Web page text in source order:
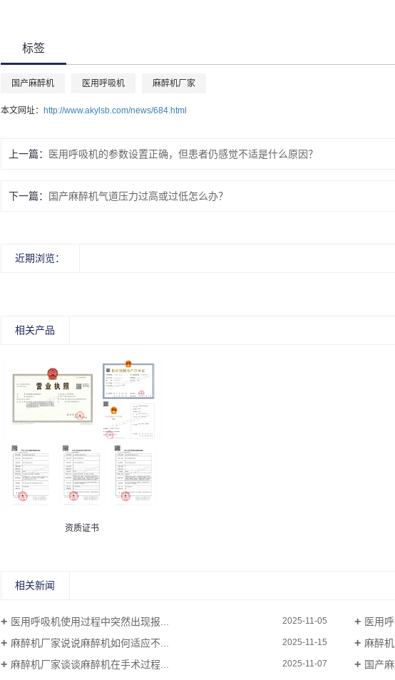
标签
国产麻醉机 医用呼吸机 麻醉机厂家
本文网址： http://www.akylsb.com/news/684.html
上一篇： 医用呼吸机的参数设置正确，但患者仍感觉不适是什么原因？
下一篇： 国产麻醉机气道压力过高或过低怎么办？
近期浏览：
相关产品
资质证书
相关新闻
医用呼吸机使用过程中突然出现报... 2025-11-05 医用
麻醉机厂家说说麻醉机如何适应不... 2025-11-15 麻醉
麻醉机厂家谈谈麻醉机在手术过程... 2025-11-07 国产